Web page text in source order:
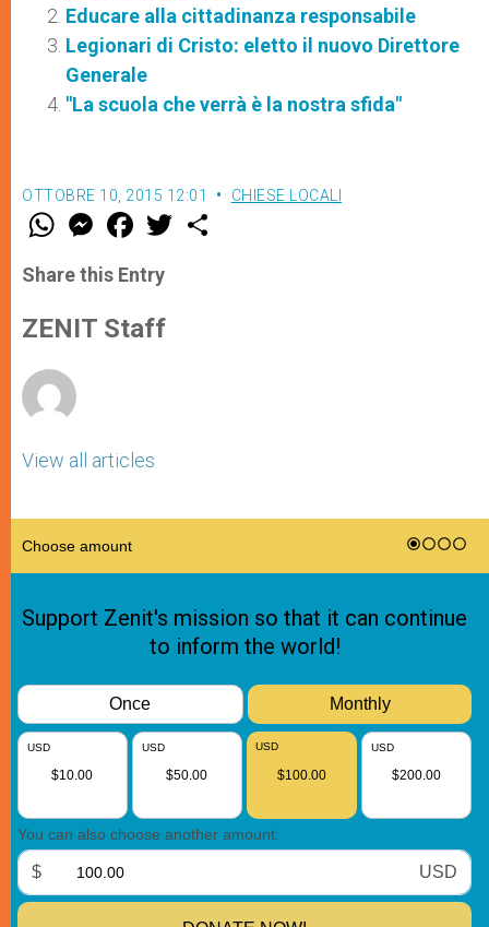
Educare alla cittadinanza responsabile
Legionari di Cristo: eletto il nuovo Direttore
Generale
"La scuola che verrà è la nostra sfida"
OTTOBRE 10, 2015 12:01 CHIESE LOCALI
W
t
s
p
p
M
e
s
e
g
e
F
a
e
b
o
k
w
Share this Entry
ZENIT Staff
View all articles